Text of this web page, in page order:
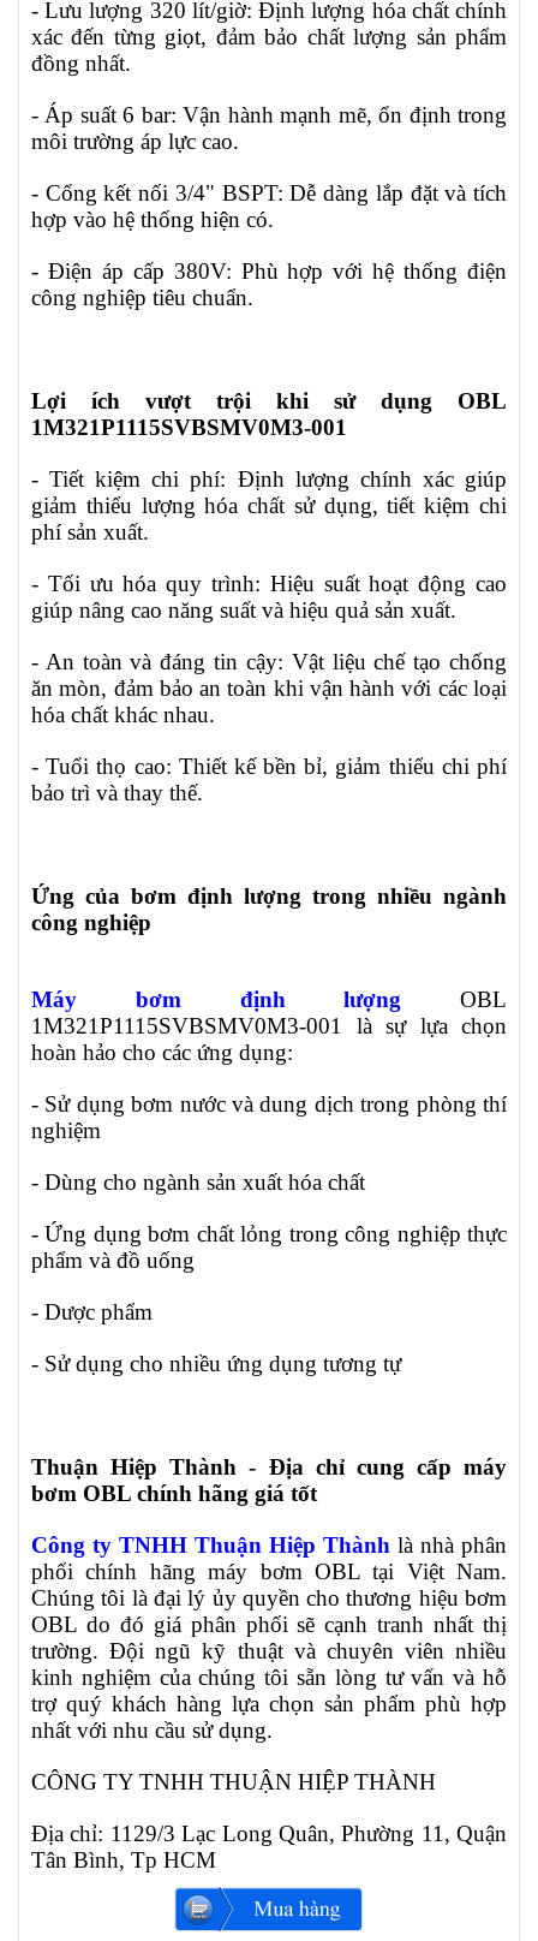
- Lưu lượng 320 lít/giờ: Định lượng hóa chất chính
xác đến từng giọt, đảm bảo chất lượng sản phẩm
đồng nhất.
- Áp suất 6 bar: Vận hành mạnh mẽ, ổn định trong
môi trường áp lực cao.
- Cổng kết nối 3/4" BSPT: Dễ dàng lắp đặt và tích
hợp vào hệ thống hiện có.
- Điện áp cấp 380V: Phù hợp với hệ thống điện
công nghiệp tiêu chuẩn.
Lợi ích vượt trội khi sử dụng OBL
1M321P1115SVBSMV0M3-001
- Tiết kiệm chi phí: Định lượng chính xác giúp
giảm thiểu lượng hóa chất sử dụng, tiết kiệm chi
phí sản xuất.
- Tối ưu hóa quy trình: Hiệu suất hoạt động cao
giúp nâng cao năng suất và hiệu quả sản xuất.
- An toàn và đáng tin cậy: Vật liệu chế tạo chống
ăn mòn, đảm bảo an toàn khi vận hành với các loại
hóa chất khác nhau.
- Tuổi thọ cao: Thiết kế bền bỉ, giảm thiểu chi phí
bảo trì và thay thế.
Ứng của bơm định lượng trong nhiều ngành
công nghiệp
Máy bơm định lượng OBL
1M321P1115SVBSMV0M3-001 là sự lựa chọn
hoàn hảo cho các ứng dụng:
- Sử dụng bơm nước và dung dịch trong phòng thí
nghiệm
- Dùng cho ngành sản xuất hóa chất
- Ứng dụng bơm chất lỏng trong công nghiệp thực
phẩm và đồ uống
- Dược phẩm
- Sử dụng cho nhiều ứng dụng tương tự
Thuận Hiệp Thành - Địa chỉ cung cấp máy
bơm OBL chính hãng giá tốt
Công ty TNHH Thuận Hiệp Thành là nhà phân
phối chính hãng máy bơm OBL tại Việt Nam.
Chúng tôi là đại lý ủy quyền cho thương hiệu bơm
OBL do đó giá phân phối sẽ cạnh tranh nhất thị
trường. Đội ngũ kỹ thuật và chuyên viên nhiều
kinh nghiệm của chúng tôi sẵn lòng tư vấn và hỗ
trợ quý khách hàng lựa chọn sản phẩm phù hợp
nhất với nhu cầu sử dụng.
CÔNG TY TNHH THUẬN HIỆP THÀNH
Địa chỉ: 1129/3 Lạc Long Quân, Phường 11, Quận
Tân Bình, Tp HCM